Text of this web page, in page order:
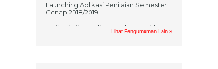
Launching Aplikasi Penilaian Semester
Genap 2018/2019
Aplikasi Ujian Online untuk Android
Lihat Pengumuman Lain »